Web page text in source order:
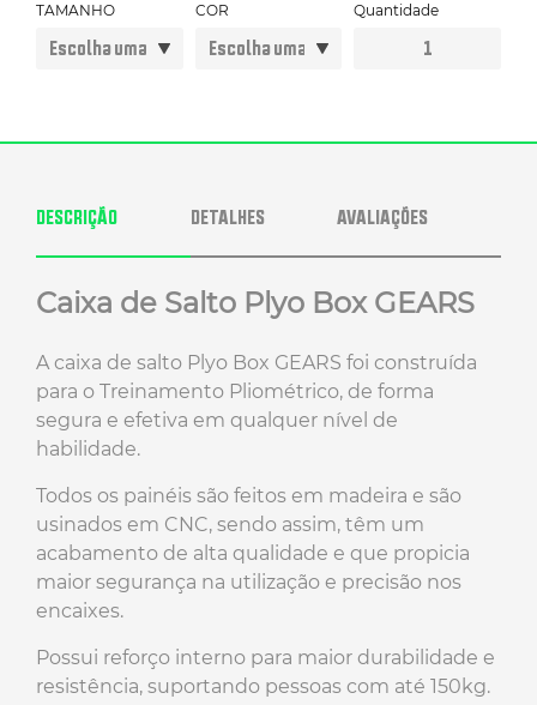
ATENDIMENTO POR WHATSAPP
TAMANHO COR
Quantidade
quantidade
DESCRIÇÃO DETALHES AVALIAÇÕES
Caixa de Salto Plyo Box GEARS
A caixa de salto Plyo Box GEARS foi construída
para o Treinamento Pliométrico, de forma
segura e efetiva em qualquer nível de
habilidade.
Todos os painéis são feitos em madeira e são
usinados em CNC, sendo assim, têm um
acabamento de alta qualidade e que propicia
maior segurança na utilização e precisão nos
encaixes.
Possui reforço interno para maior durabilidade e
resistência, suportando pessoas com até 150kg.